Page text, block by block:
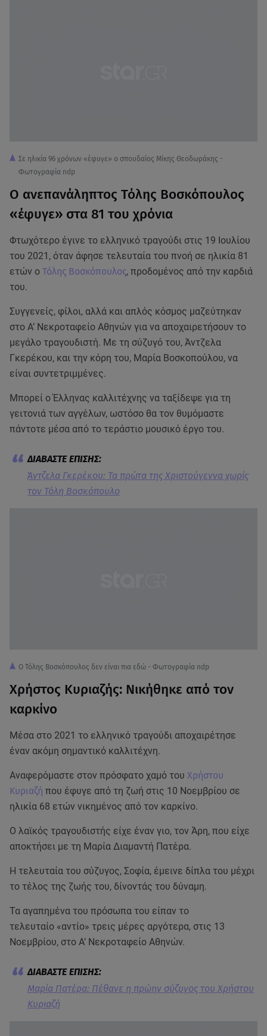
Σε ηλικία 96 χρόνων «έφυγε» ο σπουδαίος Μίκης Θεοδωράκης -
Φωτογραφία ndp
Ο ανεπανάληπτος Τόλης Βοσκόπουλος
«έφυγε» στα 81 του χρόνια
Φτωχότερο έγινε το ελληνικό τραγούδι στις 19 Ιουλίου
του 2021, όταν άφησε τελευταία του πνοή σε ηλικία 81
ετών ο Τόλης Βοσκόπουλος, προδομένος από την καρδιά
του.
Συγγενείς, φίλοι, αλλά και απλός κόσμος μαζεύτηκαν
στο Α’ Νεκροταφείο Αθηνών για να αποχαιρετήσουν το
μεγάλο τραγουδιστή. Με τη σύζυγό του, Άντζελα
Γκερέκου, και την κόρη του, Μαρία Βοσκοπούλου, να
είναι συντετριμμένες.
Μπορεί ο Έλληνας καλλιτέχνης να ταξίδεψε για τη
γειτονιά των αγγέλων, ωστόσο θα τον θυμόμαστε
πάντοτε μέσα από το τεράστιο μουσικό έργο του.
Άντζελα Γκερέκου: Τα πρώτα της Χριστούγεννα χωρίς
τον Τόλη Βοσκόπουλο
Ο Τόλης Βοσκόπουλος δεν είναι πια εδώ - Φωτογραφία ndp
Χρήστος Κυριαζής: Νικήθηκε από τον
καρκίνο
Μέσα στο 2021 το ελληνικό τραγούδι αποχαιρέτησε
έναν ακόμη σημαντικό καλλιτέχνη.
Αναφερόμαστε στον πρόσφατο χαμό του Χρήστου
Κυριαζή που έφυγε από τη ζωή στις 10 Νοεμβρίου σε
ηλικία 68 ετών νικημένος από τον καρκίνο.
Ο λαϊκός τραγουδιστής είχε έναν γιο, τον Άρη, που είχε
αποκτήσει με τη Μαρία Διαμαντή Πατέρα.
Η τελευταία του σύζυγος, Σοφία, έμεινε δίπλα του μέχρι
το τέλος της ζωής του, δίνοντάς του δύναμη.
Τα αγαπημένα του πρόσωπα του είπαν το
τελευταίο «αντίο» τρεις μέρες αργότερα, στις 13
Νοεμβρίου, στο Α’ Νεκροταφείο Αθηνών.
Μαρία Πατέρα: Πέθανε η πρώην σύζυγος του Χρήστου
Κυριαζή